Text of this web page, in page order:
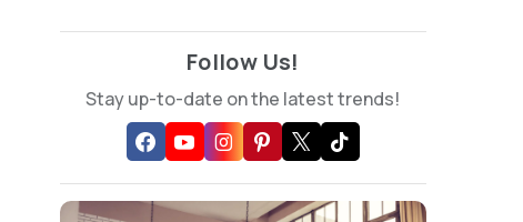
Follow Us!
Stay up-to-date on the latest trends!